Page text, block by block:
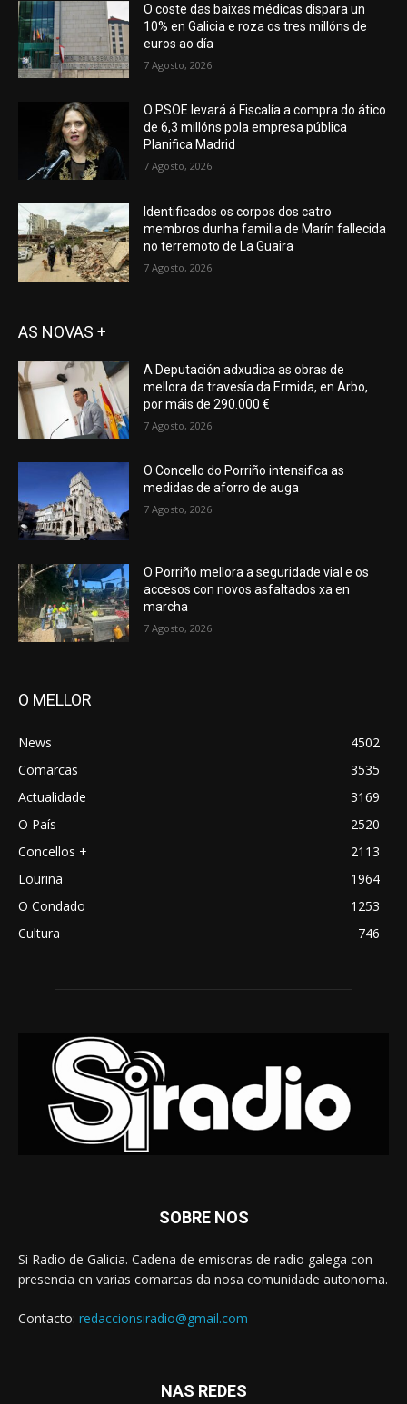
O coste das baixas médicas dispara un
10% en Galicia e roza os tres millóns de
euros ao día
7 Agosto, 2026
O PSOE levará á Fiscalía a compra do ático
de 6,3 millóns pola empresa pública
Planifica Madrid
7 Agosto, 2026
Identificados os corpos dos catro
membros dunha familia de Marín fallecida
no terremoto de La Guaira
7 Agosto, 2026
AS NOVAS +
A Deputación adxudica as obras de
mellora da travesía da Ermida, en Arbo,
por máis de 290.000 €
7 Agosto, 2026
O Concello do Porriño intensifica as
medidas de aforro de auga
7 Agosto, 2026
O Porriño mellora a seguridade vial e os
accesos con novos asfaltados xa en
marcha
7 Agosto, 2026
O MELLOR
News
4502
Comarcas
3535
Actualidade
3169
O País
2520
Concellos +
2113
Louriña
1964
O Condado
1253
Cultura
746
SOBRE NOS
Si Radio de Galicia. Cadena de emisoras de radio galega con
presencia en varias comarcas da nosa comunidade autonoma.
Contacto: redaccionsiradio@gmail.com
NAS REDES